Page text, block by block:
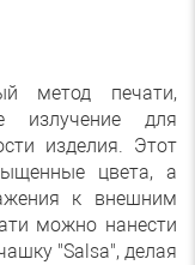
метод печати,
излучение для
изделия. Этот
цвета, а
к внешним
можно нанести
"Salsa", делая